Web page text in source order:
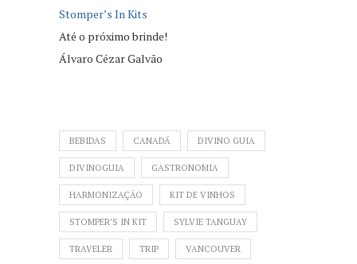
Stomper’s In Kits
Até o próximo brinde!
Álvaro Cézar Galvão
BEBIDAS CANADÁ DIVINO GUIA
DIVINOGUIA GASTRONOMIA
HARMONIZAÇÃO KIT DE VINHOS
STOMPER’S IN KIT SYLVIE TANGUAY
TRAVELER TRIP VANCOUVER